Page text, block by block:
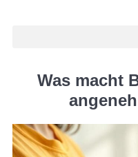
Was macht